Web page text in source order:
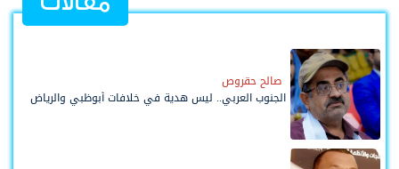
صالح حقروص
الجنوب العربي.. ليس هدية في خلافات أبوظبي والرياض